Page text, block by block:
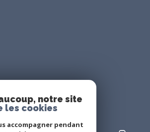
notre site
les cookies
accompagner pendant